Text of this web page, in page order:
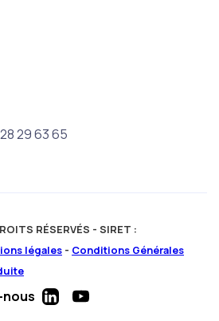
29 63 65
RÉSERVÉS - SIRET :
légales - Conditions Générales